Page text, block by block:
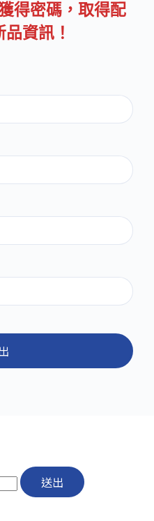
得密碼，取得配
資訊！